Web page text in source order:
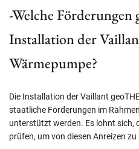
-Welche Förderungen
Installation der
Wärmepumpe?
Die Installation der Vaillant
staatliche Förderungen im
unterstützt werden. Es lohnt sich,
prüfen, um von diesen Anreizen